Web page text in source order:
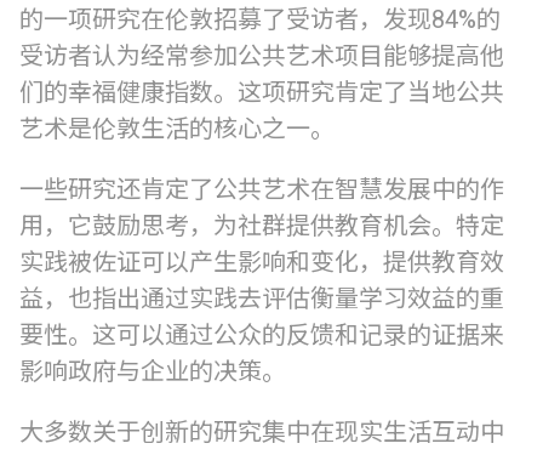
的一项研究在伦敦招募了受访者，发现84%的
受访者认为经常参加公共艺术项目能够提高他
们的幸福健康指数。这项研究肯定了当地公共
艺术是伦敦生活的核心之一。
一些研究还肯定了公共艺术在智慧发展中的作
用，它鼓励思考，为社群提供教育机会。特定
实践被佐证可以产生影响和变化，提供教育效
益，也指出通过实践去评估衡量学习效益的重
要性。这可以通过公众的反馈和记录的证据来
影响政府与企业的决策。
大多数关于创新的研究集中在现实生活互动中